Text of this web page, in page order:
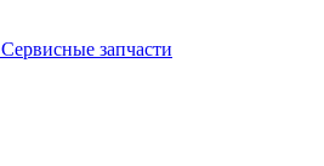
Сервисные запчасти